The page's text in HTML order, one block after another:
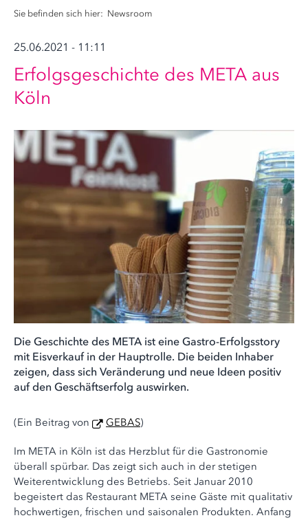
Sie befinden sich hier: Newsroom
25.06.2021 - 11:11
Erfolgsgeschichte des META aus
Köln
Die Geschichte des META ist eine Gastro-Erfolgsstory
mit Eisverkauf in der Hauptrolle. Die beiden Inhaber
zeigen, dass sich Veränderung und neue Ideen positiv
auf den Geschäftserfolg auswirken.
(Ein Beitrag von GEBAS)
Im META in Köln ist das Herzblut für die Gastronomie
überall spürbar. Das zeigt sich auch in der stetigen
Weiterentwicklung des Betriebs. Seit Januar 2010
begeistert das Restaurant META seine Gäste mit qualitativ
hochwertigen, frischen und saisonalen Produkten. Anfang